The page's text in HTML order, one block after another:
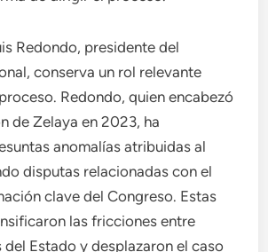
Redondo, presidente del
conserva un rol relevante
Redondo, quien encabezó
de Zelaya en 2023, ha
anomalías atribuidas al
disputas relacionadas con el
clave del Congreso. Estas
las fricciones entre
Estado y desplazaron el caso